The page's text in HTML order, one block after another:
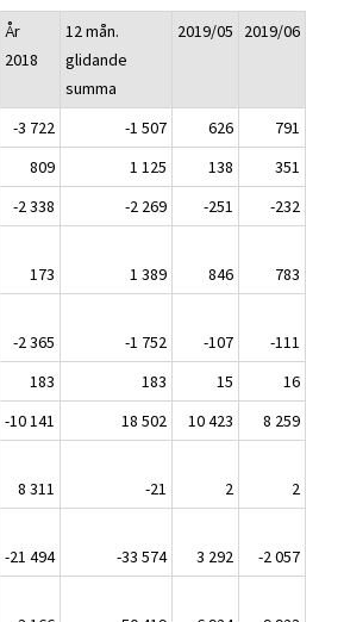
År
2018
12 mån.
glidande
summa
2019/05 2019/06
-3 722 -1 507 626
791
809 1 125 138
351
-2 338 -2 269 -251
-232
173 1 389 846
783
-2 365 -1 752 -107
-111
183 183 15
16
-10 141 18 502 10 423
8 259
8 311 -21 2
2
-21 494 -33 574 3 292
-2 057